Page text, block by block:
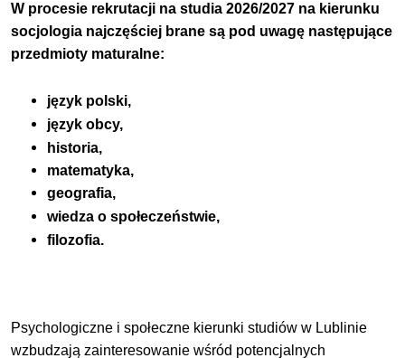
W procesie rekrutacji na studia 2026/2027 na kierunku
socjologia najczęściej brane są pod uwagę następujące
przedmioty maturalne:
język polski,
język obcy,
historia,
matematyka,
geografia,
wiedza o społeczeństwie,
filozofia.
Psychologiczne i społeczne kierunki studiów w Lublinie
wzbudzają zainteresowanie wśród potencjalnych